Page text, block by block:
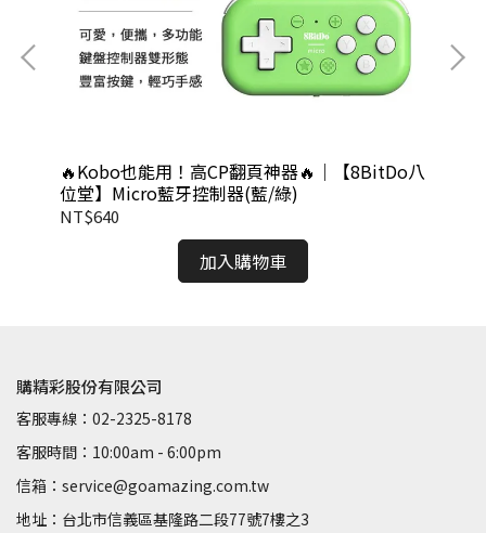
🔥Kobo也能用！高CP翻頁神器🔥｜【8BitDo八
位堂】Micro藍牙控制器(藍/綠)
NT$640
加入購物車
購精彩股份有限公司
客服專線：02-2325-8178
客服時間：10:00am - 6:00pm
信箱：service@goamazing.com.tw
地址：台北市信義區基隆路二段77號7樓之3